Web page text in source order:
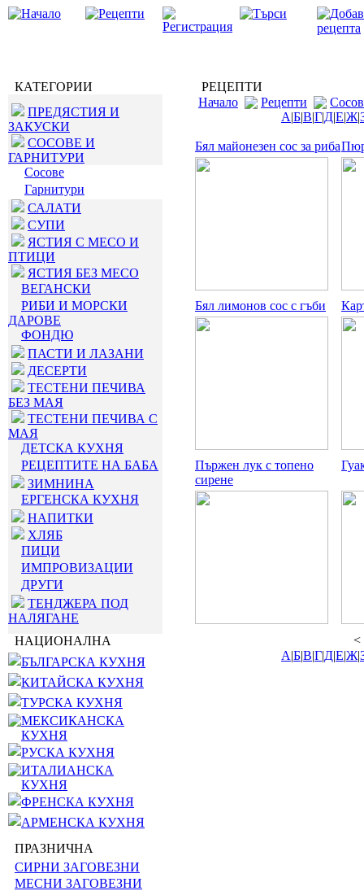
КАТЕГОРИИ
ПРЕДЯСТИЯ И
ЗАКУСКИ
СОСОВЕ И
ГАРНИТУРИ
Сосове
Гарнитури
САЛАТИ
СУПИ
ЯСТИЯ С МЕСО И
ПТИЦИ
ЯСТИЯ БЕЗ МЕСО
ВЕГАНСКИ
РИБИ И МОРСКИ
ДАРОВЕ
ФОНДЮ
ПАСТИ И ЛАЗАНИ
ДЕСЕРТИ
ТЕСТЕНИ ПЕЧИВА
БЕЗ МАЯ
ТЕСТЕНИ ПЕЧИВА С
МАЯ
ДЕТСКА КУХНЯ
РЕЦЕПТИТЕ НА БАБА
ЗИМНИНА
ЕРГЕНСКА КУХНЯ
НАПИТКИ
ХЛЯБ
ПИЦИ
ИМПРОВИЗАЦИИ
ДРУГИ
ТЕНДЖЕРА ПОД
НАЛЯГАНЕ
НАЦИОНАЛНА
БЪЛГАРСКА КУХНЯ
КИТАЙСКА КУХНЯ
ТУРСКА КУХНЯ
МЕКСИКАНСКА
КУХНЯ
РУСКА КУХНЯ
ИТАЛИАНСКА
КУХНЯ
ФРЕНСКА КУХНЯ
АРМЕНСКА КУХНЯ
ПРАЗНИЧНА
СИРНИ ЗАГОВЕЗНИ
МЕСНИ ЗАГОВЕЗНИ
РЕЦЕПТИ
Начало
Рецепти
А|Б|В|Г|Д|Е|Ж|
Бял майонезен сос за риба
Бял лимонов сос с гъби
Пържен лук с топено
сирене
<
А|Б|В|Г|Д|Е|Ж|